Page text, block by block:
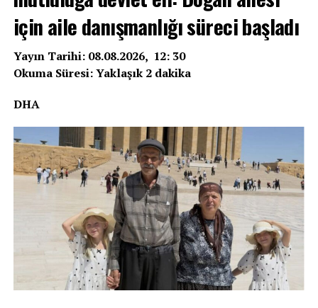
için aile danışmanlığı süreci başladı
Yayın Tarihi: 08.08.2026, 12: 30
Okuma Süresi: Yaklaşık 2 dakika
DHA